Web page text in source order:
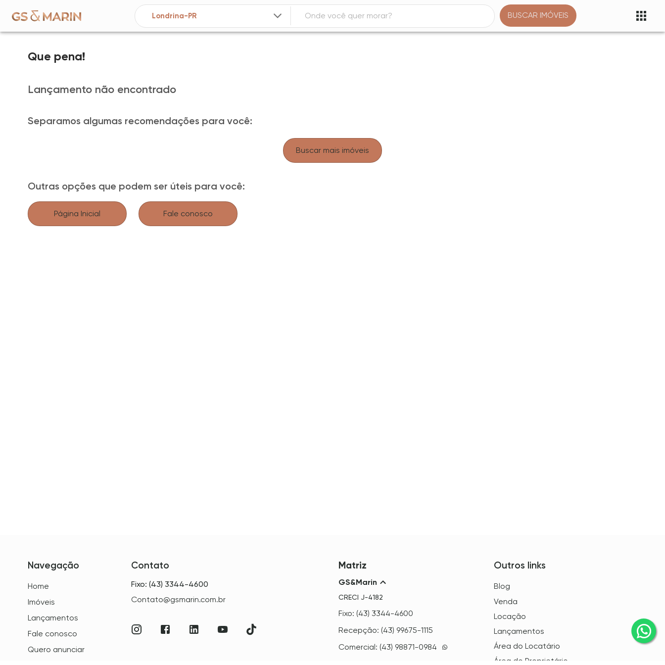
BUSCAR IMÓVEIS
Que pena!
Lançamento não encontrado
Separamos algumas recomendações para você:
Buscar mais imóveis
Outras opções que podem ser úteis para você:
Página Inicial Fale conosco
Navegação
Home
Imóveis
Lançamentos
Fale conosco
Quero anunciar
Contato
Fixo: (43) 3344-4600
Contato@gsmarin.com.br
Matriz
GS&Marin
CRECI J-4182
Fixo: (43) 3344-4600
Recepção: (43) 99675-1115
Comercial: (43) 98871-0984
Outros links
Blog
Venda
Locação
Lançamentos
Área do Locatário
Área do Proprietário